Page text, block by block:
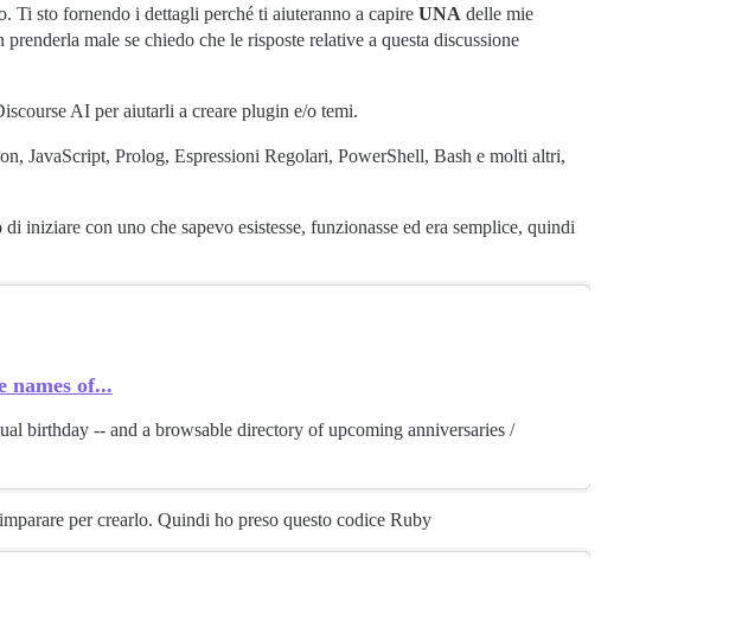
Ti sto fornendo i dettagli perché ti aiuteranno a capire UNA delle mie
male se chiedo che le risposte relative a questa discussione
AI per aiutarli a creare plugin e/o temi.
JavaScript, Prolog, Espressioni Regolari, PowerShell, Bash e molti altri,
con uno che sapevo esistesse, funzionasse ed era semplice, quindi
names of...
birthday -- and a browsable directory of upcoming anniversaries /
per crearlo. Quindi ho preso questo codice Ruby